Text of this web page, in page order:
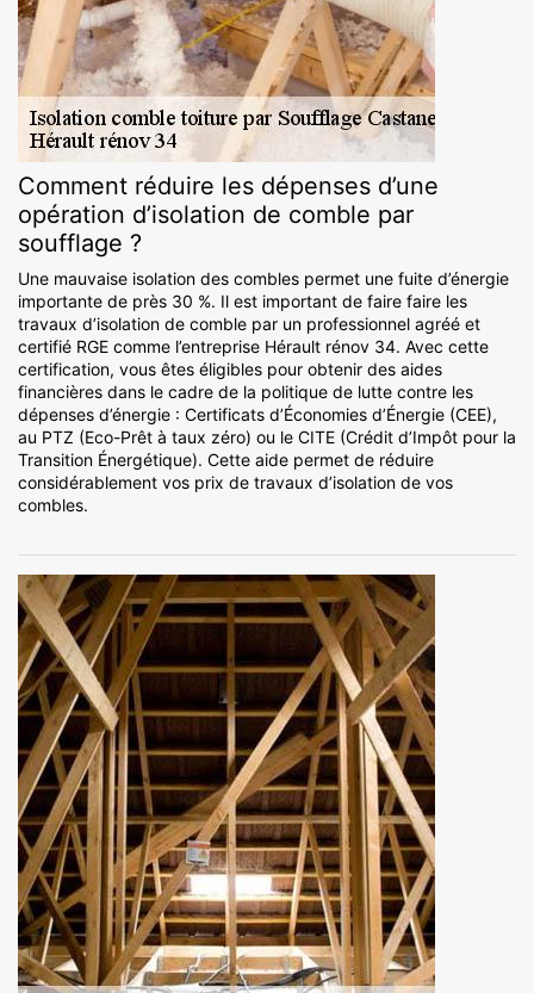
Comment réduire les dépenses d’une
opération d’isolation de comble par
soufflage ?
Une mauvaise isolation des combles permet une fuite d’énergie
importante de près 30 %. Il est important de faire faire les
travaux d’isolation de comble par un professionnel agréé et
certifié RGE comme l’entreprise Hérault rénov 34. Avec cette
certification, vous êtes éligibles pour obtenir des aides
financières dans le cadre de la politique de lutte contre les
dépenses d’énergie : Certificats d’Économies d’Énergie (CEE),
au PTZ (Eco-Prêt à taux zéro) ou le CITE (Crédit d’Impôt pour la
Transition Énergétique). Cette aide permet de réduire
considérablement vos prix de travaux d’isolation de vos
combles.